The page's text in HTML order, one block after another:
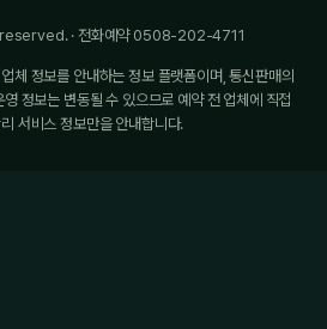
· 전화예약 0508-202-4711
체 정보를 안내하는 정보 플랫폼이며, 통신판매의
정보는 변동될 수 있으므로 예약 전 업체에 직접
서비스 정보만을 안내합니다.